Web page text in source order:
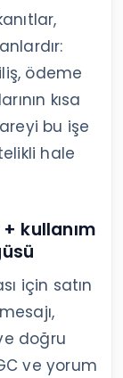
ödeme
kısa
bu işe
hale
kullanım
için satın
doğru
ve yorum